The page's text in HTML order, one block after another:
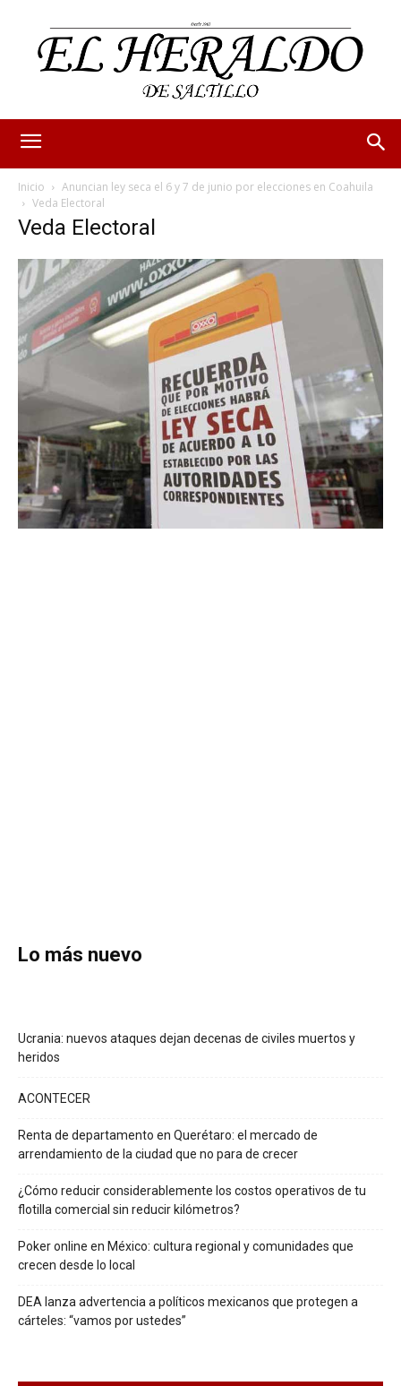
Inicio
Anuncian ley seca el 6 y 7 de junio por elecciones en Coahuila
Veda Electoral
Veda Electoral
Lo más nuevo
Ucrania: nuevos ataques dejan decenas de civiles muertos y
heridos
ACONTECER
Renta de departamento en Querétaro: el mercado de
arrendamiento de la ciudad que no para de crecer
¿Cómo reducir considerablemente los costos operativos de tu
flotilla comercial sin reducir kilómetros?
Poker online en México: cultura regional y comunidades que
crecen desde lo local
DEA lanza advertencia a políticos mexicanos que protegen a
cárteles: “vamos por ustedes”